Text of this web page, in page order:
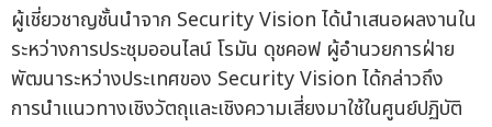
ผู้เชี่ยวชาญชั้นนำจาก Security Vision ได้นำเสนอผลงานใน
ระหว่างการประชุมออนไลน์ โรมัน ดุชคอฟ ผู้อำนวยการฝ่าย
พัฒนาระหว่างประเทศของ Security Vision ได้กล่าวถึง
การนำแนวทางเชิงวัตถุและเชิงความเสี่ยงมาใช้ในศูนย์ปฏิบัติ